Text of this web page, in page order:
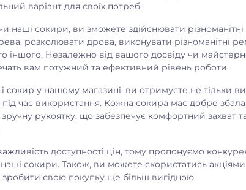
варіант для своїх потреб.
наші сокири, ви зможете здійснювати різноманітні
розколювати дрова, виконувати різноманітні
іншого. Незалежно від вашого досвіду чи
вам потужний та ефективний рівень роботи.
сокир у нашому магазині, ви отримуєте не тільки
під час використання. Кожна сокира має добре
зручну рукоятку, що забезпечує комфортний захват
доступності цін, тому пропонуємо
наші сокири. Також, ви можете скористатись акціями
свою покупку ще більш вигідною.